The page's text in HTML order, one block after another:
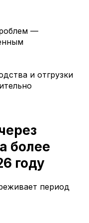
—
и отгрузки
более
году
период